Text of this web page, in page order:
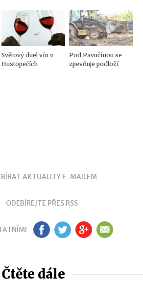
Světový duel vín v
Hustopečích
Pod Pavučinou se
zpevňuje podloží
AKTUALITY E-MAILEM
ODEBÍREJTE PŘES RSS
FB TW GP EM
Čtěte dále